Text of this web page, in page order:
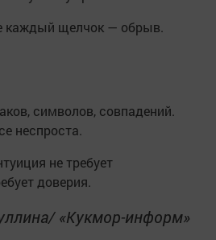
каждый щелчок — обрыв.
символов, совпадений.
неспроста.
не требует
доверия.
«Кукмор-информ»